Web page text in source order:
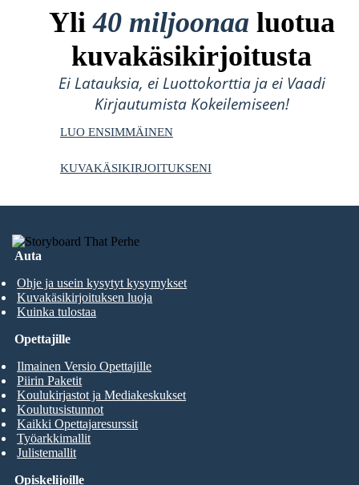
Yli40 miljoonaa luotua
kuvakäsikirjoitusta
Ei Latauksia, ei Luottokorttia ja ei Vaadi
Kirjautumista Kokeilemiseen!
LUO ENSIMMÄINEN
KUVAKÄSIKIRJOITUKSENI
Auta
Ohje ja usein kysytyt kysymykset
Kuvakäsikirjoituksen luoja
Kuinka tulostaa
Opiskelijoille
Opettajille
Ilmainen Versio Opettajille
Piirin Paketit
Koulukirjastot ja Mediakeskukset
Koulutusistunnot
Kaikki Opettajaresurssit
Työarkkimallit
Julistemallit